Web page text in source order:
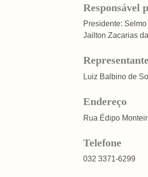
Responsável
Presidente:
Jailton Zacarias
Luiz Balbino de
Endereço
Rua Édipo
Telefone
032 3371-6299